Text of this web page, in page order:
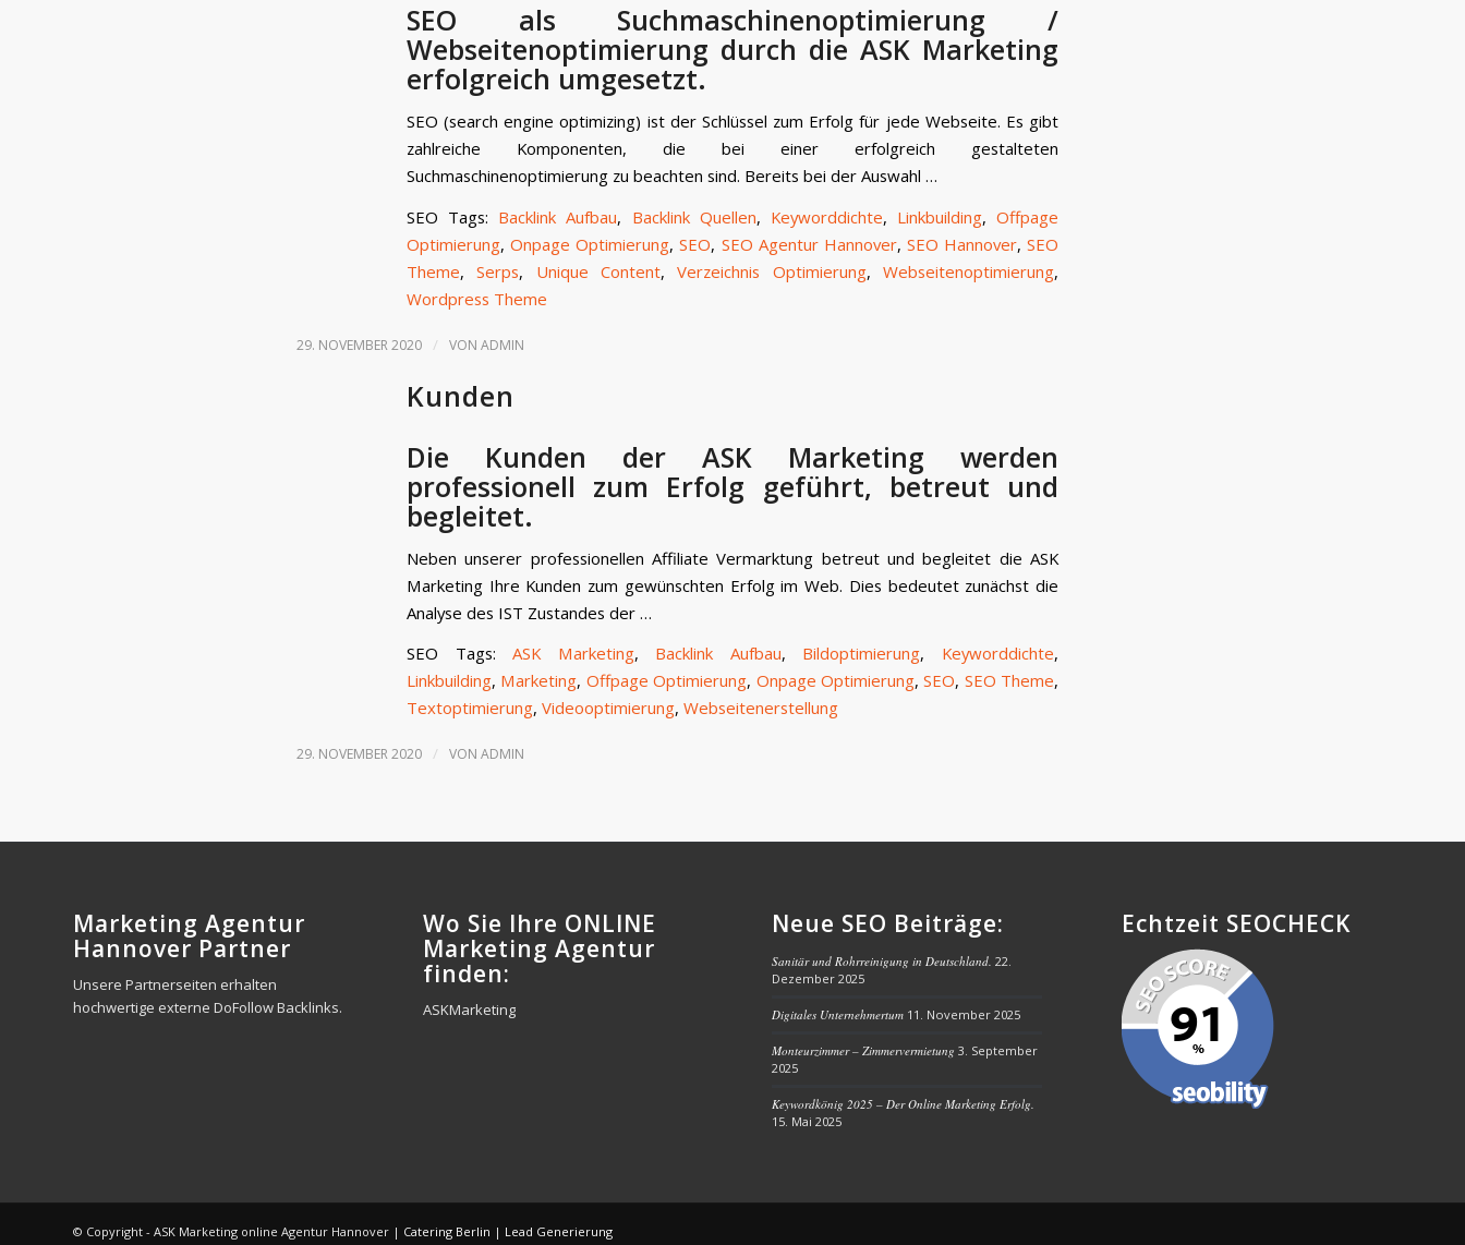
SEO als Suchmaschinenoptimierung /
Webseitenoptimierung durch die ASK Marketing
erfolgreich umgesetzt.
SEO (search engine optimizing) ist der Schlüssel zum Erfolg für jede Webseite. Es gibt
zahlreiche Komponenten, die bei einer erfolgreich gestalteten
Suchmaschinenoptimierung zu beachten sind. Bereits bei der Auswahl …
SEO Tags: Backlink Aufbau, Backlink Quellen, Keyworddichte, Linkbuilding, Offpage
Optimierung,Onpage Optimierung,SEO, SEO Agentur Hannover, SEO Hannover,SEO
Theme,Serps, Unique Content,Verzeichnis Optimierung,Webseitenoptimierung,
Wordpress Theme
29. NOVEMBER 2020 / VON ADMIN
Kunden
Die Kunden der ASK Marketing werden
professionell zum Erfolg geführt, betreut und
begleitet.
Neben unserer professionellen Affiliate Vermarktung betreut und begleitet die ASK
Marketing Ihre Kunden zum gewünschten Erfolg im Web. Dies bedeutet zunächst die
Analyse des IST Zustandes der …
SEO Tags:ASK Marketing, Backlink Aufbau, Bildoptimierung, Keyworddichte,
Linkbuilding, Marketing, Offpage Optimierung, Onpage Optimierung,SEO, SEO Theme,
Textoptimierung, Videooptimierung, Webseitenerstellung
29. NOVEMBER 2020 / VON ADMIN
Marketing Agentur
Hannover Partner
Unsere Partnerseiten erhalten
hochwertige externe DoFollow Backlinks.
Wo Sie Ihre ONLINE
Marketing Agentur
finden:
ASKMarketing
Neue SEO Beiträge:
Sanitär und Rohrreinigung in Deutschland. 22.
Dezember 2025
Digitales Unternehmertum 11. November 2025
Monteurzimmer – Zimmervermietung 3. September
2025
Keywordkönig 2025 – Der Online Marketing Erfolg.
15. Mai 2025
Echtzeit SEOCHECK
© Copyright - ASK Marketing online Agentur Hannover | Catering Berlin | Lead Generierung